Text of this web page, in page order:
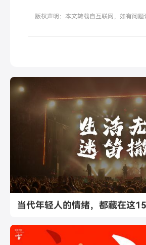
版权声明：本文转载自互联网，如有问
当代年轻人的情绪，都藏在这15